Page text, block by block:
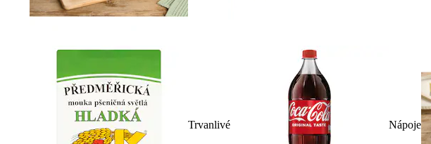
Trvanlivé Nápoje